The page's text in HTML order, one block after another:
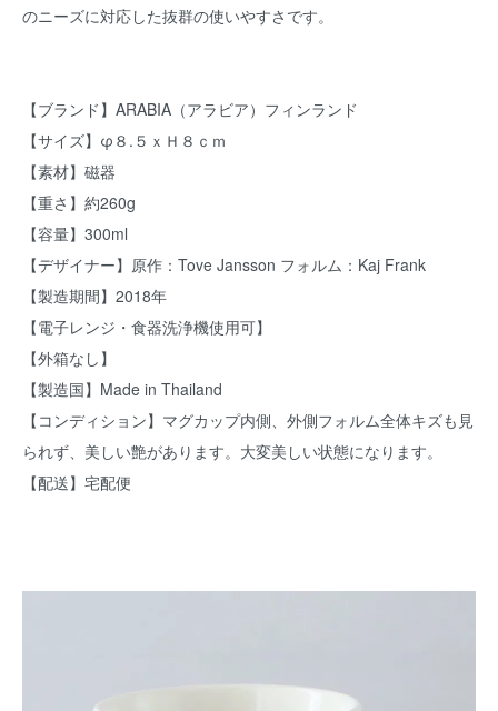
のニーズに対応した抜群の使いやすさです。
【ブランド】ARABIA（アラビア）フィンランド
【サイズ】φ８.５ｘＨ８ｃｍ
【素材】磁器
【重さ】約260g
【容量】300ml
【デザイナー】原作：Tove Jansson フォルム：Kaj Frank
【製造期間】2018年
【電子レンジ・食器洗浄機使用可】
【外箱なし】
【製造国】Made in Thailand
【コンディション】マグカップ内側、外側フォルム全体キズも見
られず、美しい艶があります。大変美しい状態になります。
【配送】宅配便